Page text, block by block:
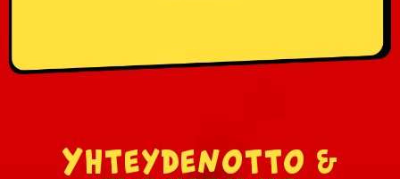
Yhteydenotto &